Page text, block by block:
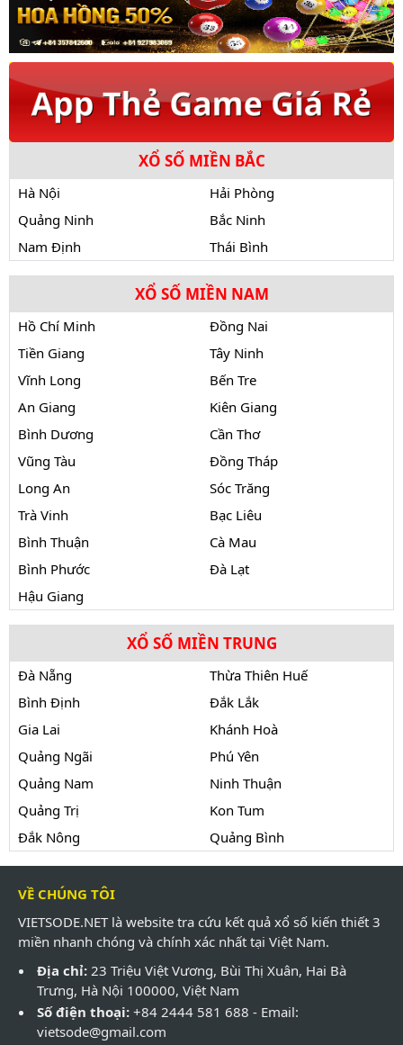
XỔ SỐ MIỀN BẮC
Hà Nội
Hải Phòng
Quảng Ninh
Bắc Ninh
Nam Định
Thái Bình
XỔ SỐ MIỀN NAM
Hồ Chí Minh
Đồng Nai
Tiền Giang
Tây Ninh
Vĩnh Long
Bến Tre
An Giang
Kiên Giang
Bình Dương
Cần Thơ
Vũng Tàu
Đồng Tháp
Long An
Sóc Trăng
Trà Vinh
Bạc Liêu
Bình Thuận
Cà Mau
Bình Phước
Đà Lạt
Hậu Giang
XỔ SỐ MIỀN TRUNG
Đà Nẵng
Thừa Thiên Huế
Bình Định
Đắk Lắk
Gia Lai
Khánh Hoà
Quảng Ngãi
Phú Yên
Quảng Nam
Ninh Thuận
Quảng Trị
Kon Tum
Đắk Nông
Quảng Bình
VỀ CHÚNG TÔI
VIETSODE.NET là website tra cứu kết quả xổ số kiến thiết 3
miền nhanh chóng và chính xác nhất tại Việt Nam.
Địa chỉ: 23 Triệu Việt Vương, Bùi Thị Xuân, Hai Bà
Trưng, Hà Nội 100000, Việt Nam
Số điện thoại: +84 2444 581 688 - Email:
vietsode@gmail.com